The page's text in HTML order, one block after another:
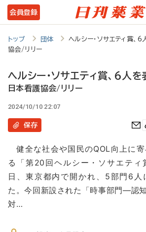
メ
イ
ツ
に
動
会員登録
トップ 団体
ヘルシー・ソサエティ賞
協会/リリー
ヘルシー・ソサエティ賞、6人を
日本看護協会/リリー
2024/10/10 22:07
保存
健全な社会や国民のQOL向上に寄
る「第20回ヘルシー・ソサエティ
日、東京都内で開かれ、5部門6人
た。今回新設された「時事部門―認
対…